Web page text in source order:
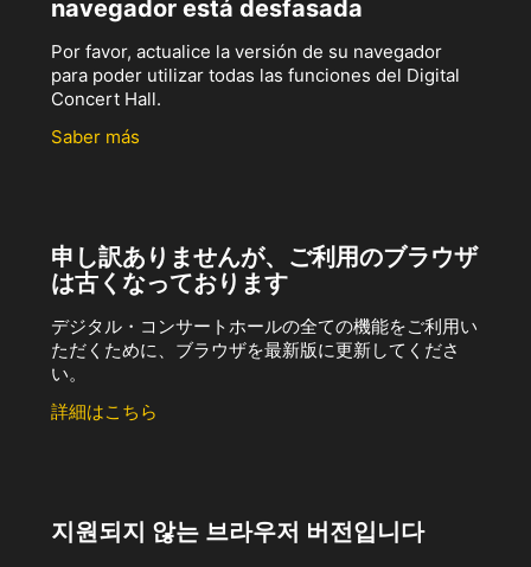
navegador está desfasada
Por favor, actualice la versión de su navegador
para poder utilizar todas las funciones del Digital
Concert Hall.
Saber más
申し訳ありませんが、ご利用のブラウザ
は古くなっております
デジタル・コンサートホールの全ての機能をご利用い
ただくために、ブラウザを最新版に更新してくださ
い。
詳細はこちら
지원되지 않는 브라우저 버전입니다